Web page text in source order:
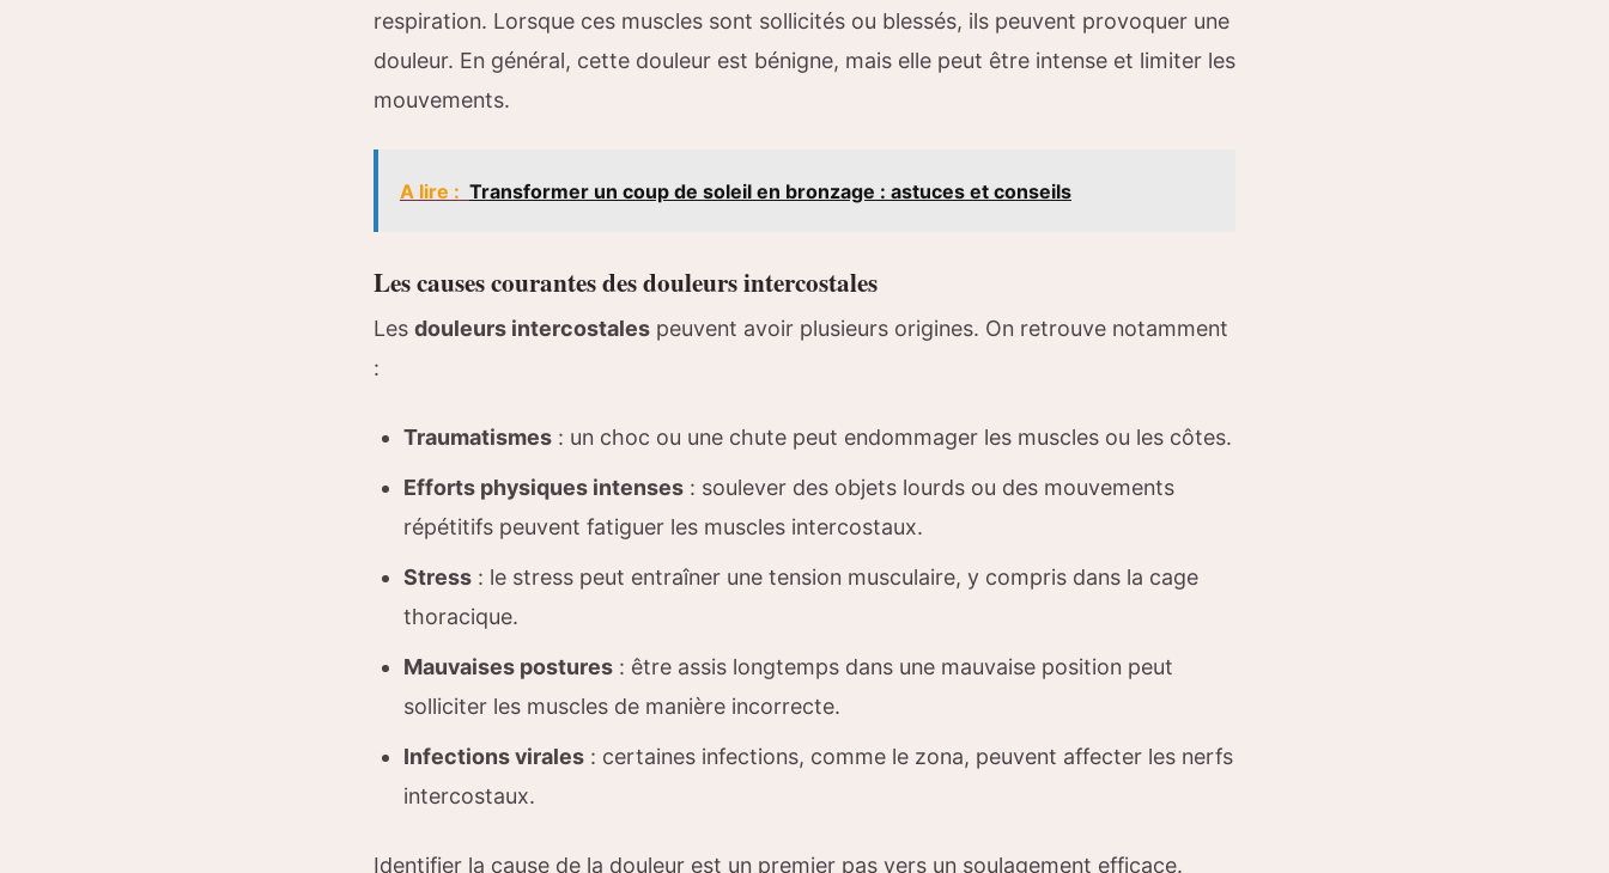
respiration. Lorsque ces muscles sont sollicités ou blessés, ils peuvent provoquer une
douleur. En général, cette douleur est bénigne, mais elle peut être intense et limiter les
mouvements.
A lire : Transformer un coup de soleil en bronzage : astuces et conseils
Les causes courantes des douleurs intercostales
Les douleurs intercostales peuvent avoir plusieurs origines. On retrouve notamment
:
Traumatismes : un choc ou une chute peut endommager les muscles ou les côtes.
Efforts physiques intenses : soulever des objets lourds ou des mouvements
répétitifs peuvent fatiguer les muscles intercostaux.
Stress : le stress peut entraîner une tension musculaire, y compris dans la cage
thoracique.
Mauvaises postures : être assis longtemps dans une mauvaise position peut
solliciter les muscles de manière incorrecte.
Infections virales : certaines infections, comme le zona, peuvent affecter les nerfs
intercostaux.
Identifier la cause de la douleur est un premier pas vers un soulagement efficace.